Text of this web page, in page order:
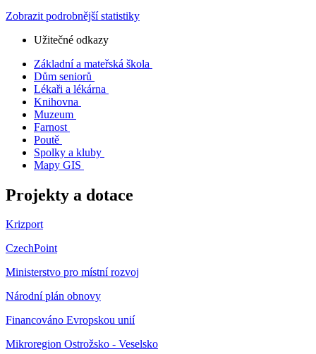
Zobrazit podrobnější statistiky
Užitečné odkazy
Základní a mateřská škola
Dům seniorů
Lékaři a lékárna
Knihovna
Muzeum
Farnost
Poutě
Spolky a kluby
Mapy GIS
Projekty a dotace
Krizport
CzechPoint
Ministerstvo pro místní rozvoj
Národní plán obnovy
Financováno Evropskou unií
Mikroregion Ostrožsko - Veselsko